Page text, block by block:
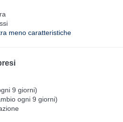
meno caratteristiche
9 giorni)
ogni 9 giorni)